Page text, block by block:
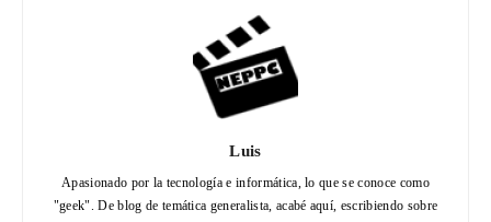
Luis
Apasionado por la tecnología e informática, lo que se conoce como
"geek". De blog de temática generalista, acabé aquí, escribiendo sobre